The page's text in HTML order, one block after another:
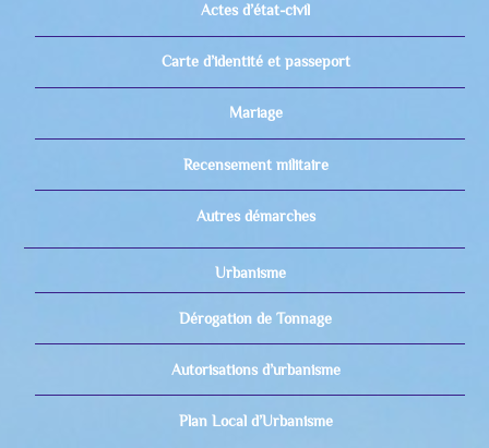
Actes d’état-civil
Carte d’identité et passeport
Mariage
Recensement militaire
Autres démarches
Urbanisme
Dérogation de Tonnage
Autorisations d’urbanisme
Plan Local d’Urbanisme